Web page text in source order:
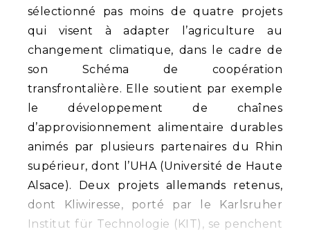
sélectionné pas moins de quatre projets
qui visent à adapter l’agriculture au
changement climatique, dans le cadre de
son Schéma de coopération
transfrontalière. Elle soutient par exemple
le développement de chaînes
d’approvisionnement alimentaire durables
animés par plusieurs partenaires du Rhin
supérieur, dont l’UHA (Université de Haute
Alsace). Deux projets allemands retenus,
dont Kliwiresse, porté par le Karlsruher
Institut für Technologie (KIT), se penchent